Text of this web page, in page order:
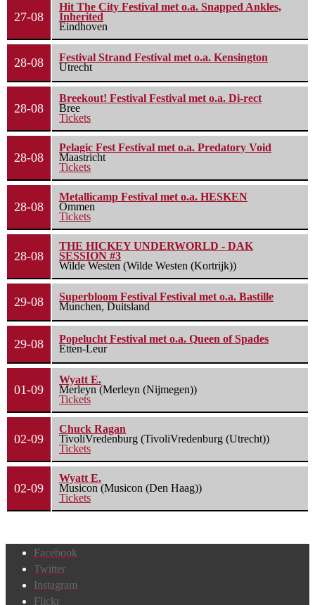
27-08
Hit The City Festival met o.a. Snapped Ankles,
Inherited
Eindhoven
28-08
Festival Strand Festival met o.a. Kensington
Utrecht
28-08
Breekout! Festival Festival met o.a. Di-rect
Bree
Tickets
28-08
Pelagic Fest Festival met o.a. Predatory Void
Maastricht
Tickets
28-08
Metallicamp Festival met o.a. HESKEN
Ommen
Tickets
28-08
THE HICKEY UNDERWORLD - DAK
SESSION #3
Wilde Westen (Wilde Westen (Kortrijk))
29-08
Superbloom Festival Festival met o.a. Bastille
Munchen, Duitsland
29-08
Popelucht Festival met o.a. Queen of Spades
Etten-Leur
01-09
Wyatt E.
Merleyn (Merleyn (Nijmegen))
Tickets
02-09
Chuck Ragan
TivoliVredenburg (TivoliVredenburg (Utrecht))
Tickets
02-09
Wyatt E.
Musicon (Musicon (Den Haag))
Tickets
Facebook
Twitter
Instagram
Flickr